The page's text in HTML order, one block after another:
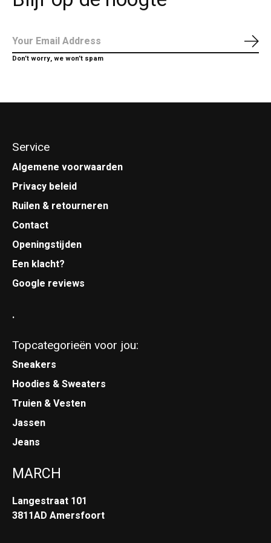
Don’t worry, we won’t spam
Service
Algemene voorwaarden
Privacy beleid
Ruilen & retourneren
Contact
Openingstijden
Een klacht?
Google reviews
.
Topcategorieën voor jou:
Sneakers
Hoodies & Sweaters
Truien & Vesten
Jassen
Jeans
MARCH
Langestraat 101
3811AD Amersfoort